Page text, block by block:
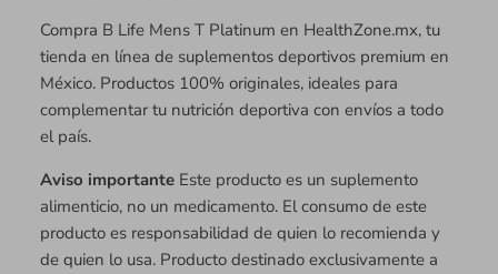
Compra B Life Mens T Platinum en HealthZone.mx, tu
tienda en línea de suplementos deportivos premium en
México. Productos 100% originales, ideales para
complementar tu nutrición deportiva con envíos a todo
el país.
Aviso importante Este producto es un suplemento
alimenticio, no un medicamento. El consumo de este
producto es responsabilidad de quien lo recomienda y
de quien lo usa. Producto destinado exclusivamente a